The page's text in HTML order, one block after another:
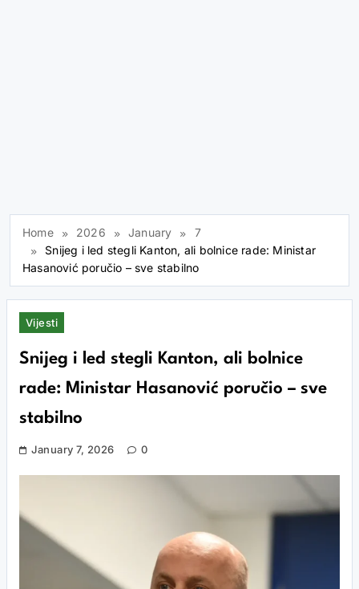
Home 2026 January
7
Snijeg i led stegli Kanton, ali bolnice rade: Ministar
Hasanović poručio – sve stabilno
Vijesti
Snijeg i led stegli Kanton, ali bolnice
rade: Ministar Hasanović poručio – sve
stabilno
January 7, 2026 0